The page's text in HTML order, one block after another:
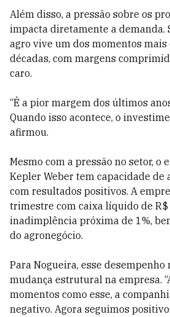
Além disso, a pressão sobre os
impacta diretamente a demanda.
agro vive um dos momentos
décadas, com margens
caro.
“É a pior margem dos últimos
Quando isso acontece, o
afirmou.
Mesmo com a pressão no setor, o
Kepler Weber tem capacidade de
com resultados positivos. A
trimestre com caixa líquido de R$
inadimplência próxima de 1%,
do agronegócio.
Para Nogueira, esse desempenho
mudança estrutural na empresa.
momentos como esse, a
negativo. Agora seguimos